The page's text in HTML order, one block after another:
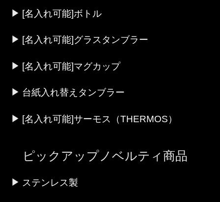
[名入れ可能]ボトル
[名入れ可能]グラスタンブラー
[名入れ可能]マグカップ
台紙入れ替えタンブラー
[名入れ可能]サーモス（THERMOS）
ピックアップノベルティ商品
ステンレス製